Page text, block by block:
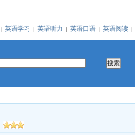
英语学习 英语听力 英语口语 英语阅读